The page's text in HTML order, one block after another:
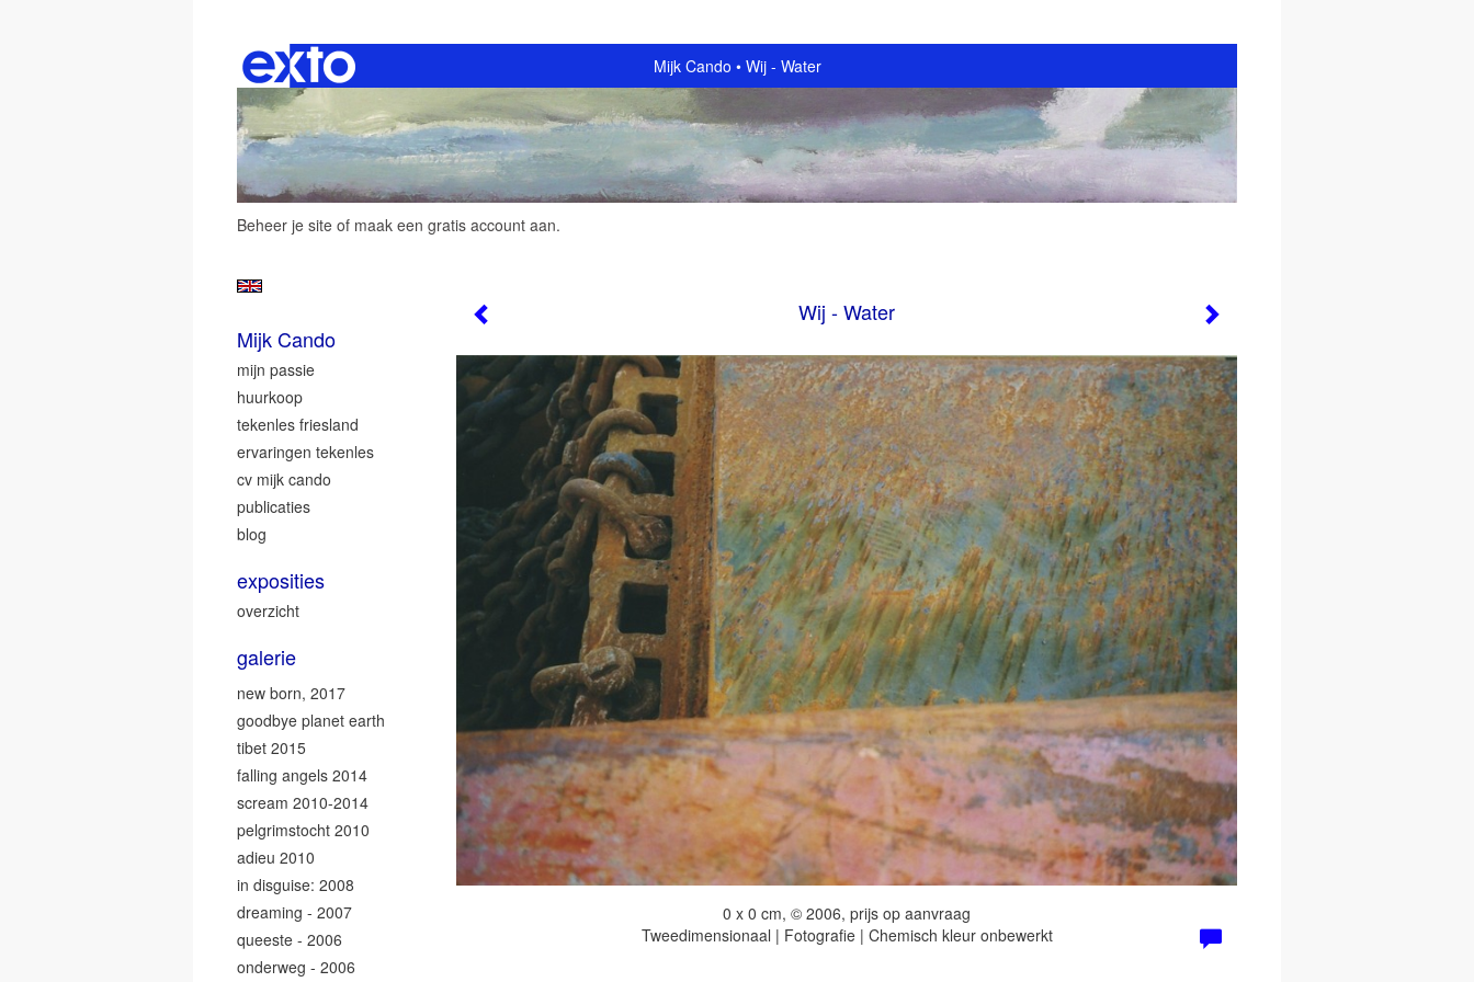
Mijk Cando Wij - Water
Beheer je site of maak een gratis account aan.
Wij - Water
0 x 0 cm, © 2006, prijs op aanvraag
Tweedimensionaal | Fotografie | Chemisch kleur onbewerkt
Mijk Cando
mijn passie
huurkoop
tekenles friesland
ervaringen tekenles
cv mijk cando
publicaties
blog
exposities
overzicht
galerie
new born, 2017
goodbye planet earth
tibet 2015
falling angels 2014
scream 2010-2014
pelgrimstocht 2010
adieu 2010
in disguise: 2008
dreaming - 2007
queeste - 2006
onderweg - 2006